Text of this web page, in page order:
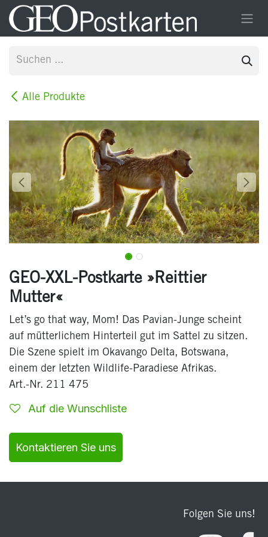
Zum Inhalt springen
Alle Produkte
GEO-XXL-Postkarte »Reittier
Mutter«
Let’s go that way, Mom! Das Pavian-Junge scheint
auf mütterlichem Hinterteil gut im Sattel zu sitzen.
Die Szene spielt im Okavango Delta, Botswana,
einem der letzten Wildlife-Paradiese Afrikas.
Art.-Nr. 211 475
Auf die Wunschliste
Kontaktieren Sie uns
Folgen Sie uns!